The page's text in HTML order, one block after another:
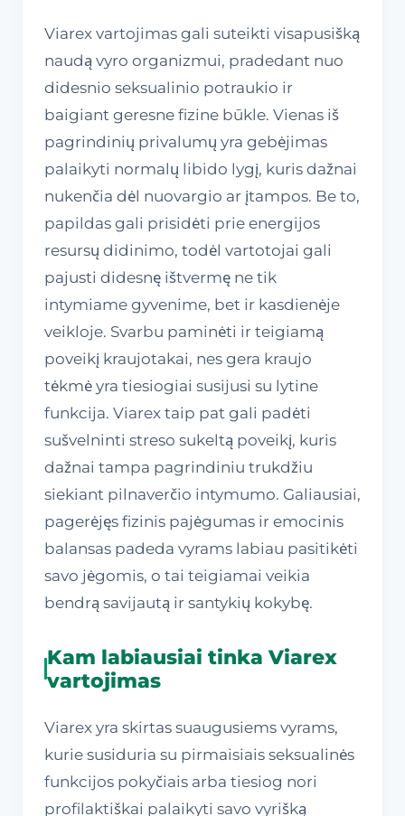
Viarex vartojimas gali suteikti visapusišką
naudą vyro organizmui, pradedant nuo
didesnio seksualinio potraukio ir
baigiant geresne fizine būkle. Vienas iš
pagrindinių privalumų yra gebėjimas
palaikyti normalų libido lygį, kuris dažnai
nukenčia dėl nuovargio ar įtampos. Be to,
papildas gali prisidėti prie energijos
resursų didinimo, todėl vartotojai gali
pajusti didesnę ištvermę ne tik
intymiame gyvenime, bet ir kasdienėje
veikloje. Svarbu paminėti ir teigiamą
poveikį kraujotakai, nes gera kraujo
tėkmė yra tiesiogiai susijusi su lytine
funkcija. Viarex taip pat gali padėti
sušvelninti streso sukeltą poveikį, kuris
dažnai tampa pagrindiniu trukdžiu
siekiant pilnaverčio intymumo. Galiausiai,
pagerėjęs fizinis pajėgumas ir emocinis
balansas padeda vyrams labiau pasitikėti
savo jėgomis, o tai teigiamai veikia
bendrą savijautą ir santykių kokybę.
Kam labiausiai tinka Viarex
vartojimas
Viarex yra skirtas suaugusiems vyrams,
kurie susiduria su pirmaisiais seksualinės
funkcijos pokyčiais arba tiesiog nori
profilaktiškai palaikyti savo vyrišką